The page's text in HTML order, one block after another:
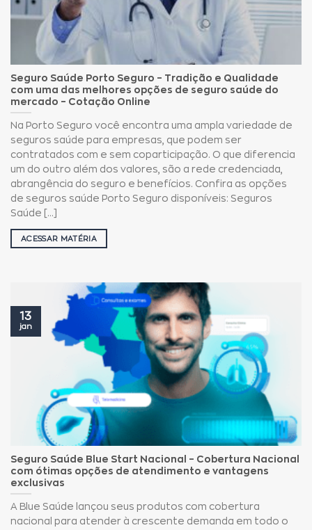
Seguro Saúde Porto Seguro – Tradição e Qualidade
com uma das melhores opções de seguro saúde do
mercado – Cotação Online
Na Porto Seguro você encontra uma ampla variedade de
seguros saúde para empresas, que podem ser
contratados com e sem coparticipação. O que diferencia
um do outro além dos valores, são a rede credenciada,
abrangência do seguro e benefícios. Confira as opções
de seguros saúde Porto Seguro disponíveis: Seguros
Saúde [...]
ACESSAR MATÉRIA
Seguro Saúde Blue Start Nacional – Cobertura Nacional
com ótimas opções de atendimento e vantagens
exclusivas
A Blue Saúde lançou seus produtos com cobertura
nacional para atender à crescente demanda em todo o
13
jan